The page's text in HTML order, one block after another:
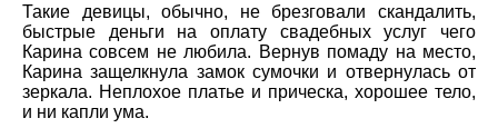
Такие девицы, обычно, не брезговали скандалить,
быстрые деньги на оплату свадебных услуг чего
Карина совсем не любила. Вернув помаду на место,
Карина защелкнула замок сумочки и отвернулась от
зеркала. Неплохое платье и прическа, хорошее тело,
и ни капли ума.